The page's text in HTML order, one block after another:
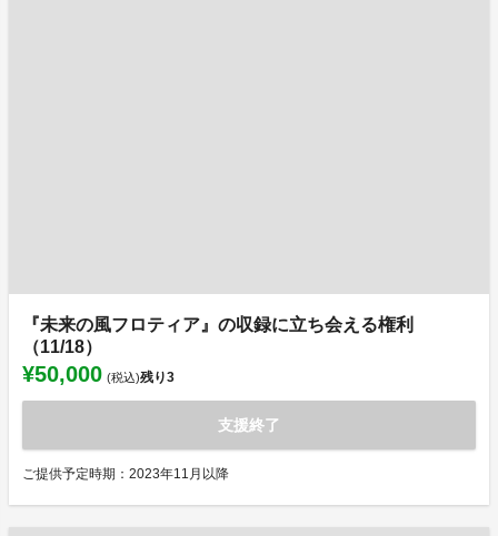
『未来の風フロティア』の収録に立ち会える権利
（11/18）
¥50,000 (税込)残り3
支援終了
ご提供予定時期：2023年11月以降